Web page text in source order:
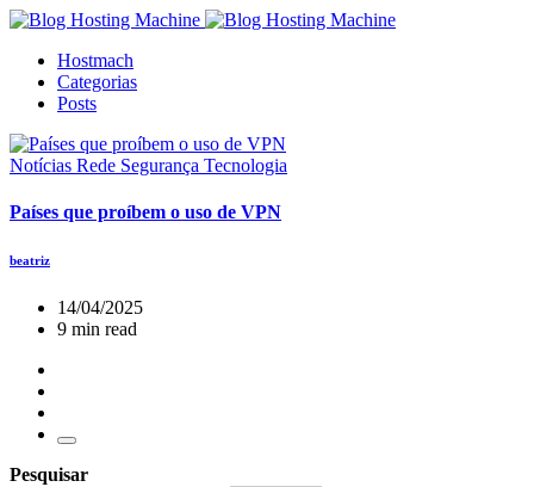
Hostmach
Categorias
Posts
Notícias Rede Segurança Tecnologia
Países que proíbem o uso de VPN
beatriz
14/04/2025
9 min read
Pesquisar